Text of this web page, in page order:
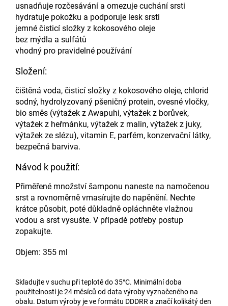
usnadňuje rozčesávání a omezuje cuchání srsti
hydratuje pokožku a podporuje lesk srsti
jemné čisticí složky z kokosového oleje
bez mýdla a sulfátů
vhodný pro pravidelné používání
Složení:
čištěná voda, čisticí složky z kokosového oleje, chlorid
sodný, hydrolyzovaný pšeničný protein, ovesné vločky,
bio směs (výtažek z Awapuhi, výtažek z borůvek,
výtažek z heřmánku, výtažek z malin, výtažek z juky,
výtažek ze slézu), vitamin E, parfém, konzervační látky,
bezpečná barviva.
Návod k použití:
Přiměřené množství šamponu naneste na namočenou
srst a rovnoměrně vmasírujte do napěnění. Nechte
krátce působit, poté důkladně opláchněte vlažnou
vodou a srst vysušte. V případě potřeby postup
zopakujte.
Objem: 355 ml
Skladujte v suchu při teplotě do 35°C. Minimální doba
použitelnosti je 24 měsíců od data výroby vyznačeného na
obalu. Datum výroby je ve formátu DDDRR a značí kolikátý den